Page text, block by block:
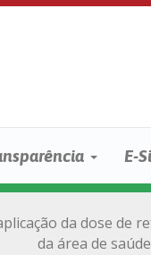
E-
da dose de
da área de saúde